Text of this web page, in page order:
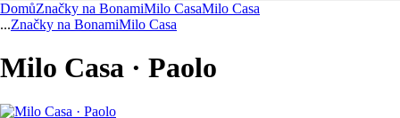
DomůZnačky na BonamiMilo CasaMilo Casa
...Značky na BonamiMilo Casa
Milo Casa · Paolo